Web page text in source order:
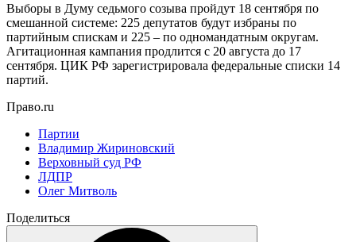
Выборы в Думу седьмого созыва пройдут 18 сентября по
смешанной системе: 225 депутатов будут избраны по
партийным спискам и 225 – по одномандатным округам.
Агитационная кампания продлится с 20 августа до 17
сентября. ЦИК РФ зарегистрировала федеральные списки 14
партий.
Право.ru
Партии
Владимир Жириновский
Верховный суд РФ
ЛДПР
Олег Митволь
Поделиться